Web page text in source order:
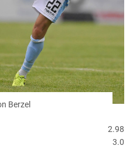
Berzel
2.98
3.0